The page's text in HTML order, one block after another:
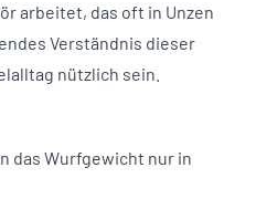
arbeitet, das oft in Unzen
Verständnis dieser
nützlich sein.
das Wurfgewicht nur in